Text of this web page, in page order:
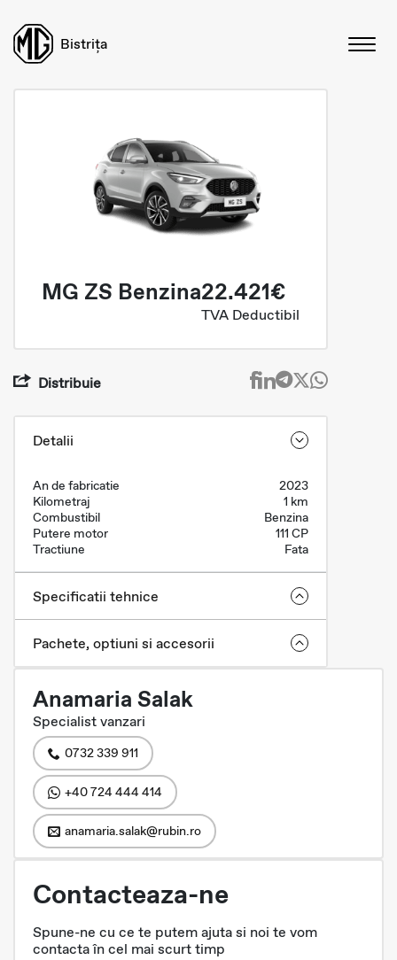
Bistrița
MG ZS Benzina22.421€
TVA Deductibil
Distribuie
Detalii
An de fabricatie
2023
Kilometraj
1 km
Combustibil
Benzina
Putere motor
111 CP
Tractiune
Fata
Specificatii tehnice
Pachete, optiuni si accesorii
Anamaria Salak
Specialist vanzari
0732 339 911
+40 724 444 414
anamaria.salak@rubin.ro
Contacteaza-ne
Spune-ne cu ce te putem ajuta si noi te vom
contacta în cel mai scurt timp